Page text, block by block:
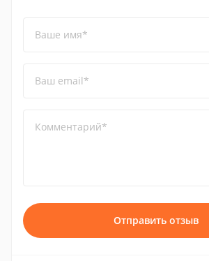
Ваше имя*
Ваш email*
Комментарий*
Отправить отзыв